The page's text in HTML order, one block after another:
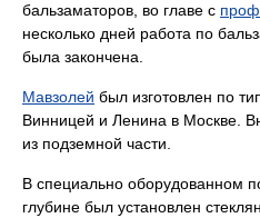
бальзаматоров, во главе c
несколько дней работа по
была закончена.
Мавзолей был изготовлен по
Винницей и Ленина в Москве.
из подземной части.
В специально оборудованном
глубине был установлен